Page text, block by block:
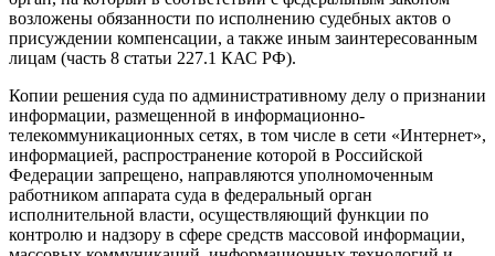
возложены обязанности по исполнению судебных актов о
присуждении компенсации, а также иным заинтересованным
лицам (часть 8 статьи 227.1 КАС РФ).
Копии решения суда по административному делу о признании
информации, размещенной в информационно-
телекоммуникационных сетях, в том числе в сети «Интернет»,
информацией, распространение которой в Российской
Федерации запрещено, направляются уполномоченным
работником аппарата суда в федеральный орган
исполнительной власти, осуществляющий функции по
контролю и надзору в сфере средств массовой информации,